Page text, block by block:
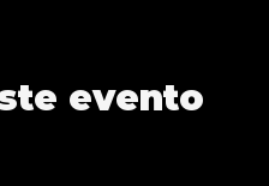
evento